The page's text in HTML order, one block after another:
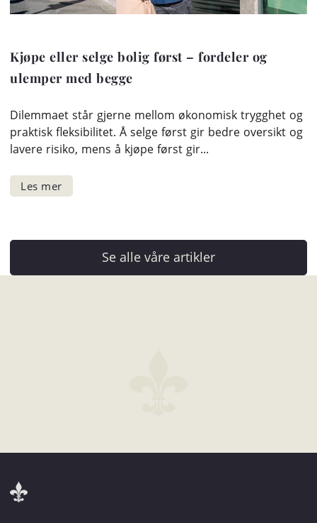
Kjøpe eller selge bolig først – fordeler og
ulemper med begge
Dilemmaet står gjerne mellom økonomisk trygghet og
praktisk fleksibilitet. Å selge først gir bedre oversikt og
lavere risiko, mens å kjøpe først gir...